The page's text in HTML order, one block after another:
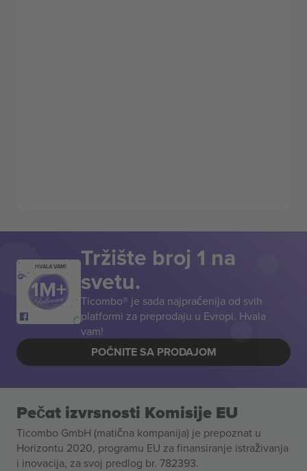
HVALA VAM! Tržište broj 1 na
svetu.
Ticombo® je sada najpraćenija od svih
platformi za preprodaju u Evropi. Hvala
vam!
POČNITE SA PRODAJOM
Pečat izvrsnosti Komisije EU
Ticombo GmbH (matična kompanija) je prepoznat u
Horizontu 2020, programu EU za finansiranje istraživanja
i inovacija, za svoj predlog br. 782393.